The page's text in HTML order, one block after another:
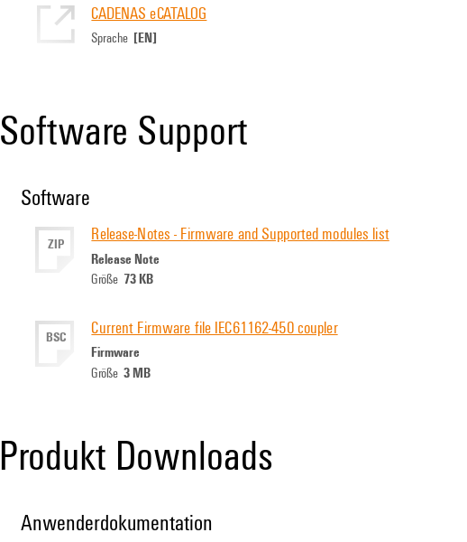
CADENAS eCATALOG
Sprache [EN]
Software Support
Software
ZIP Release-Notes - Firmware and Supported modules list
Release Note
Größe 73 KB
BSC Current Firmware file IEC61162-450 coupler
Firmware
Größe3 MB
Produkt Downloads
Anwenderdokumentation